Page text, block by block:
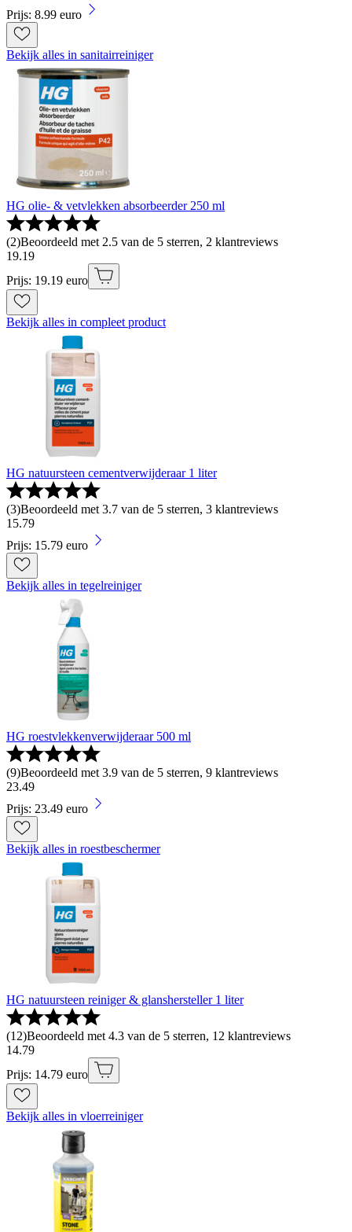
Prijs: 8.99 euro
Bekijk alles in sanitairreiniger
HG olie- & vetvlekken absorbeerder 250 ml
(2)Beoordeeld met 2.5 van de 5 sterren, 2 klantreviews
19.19
Prijs: 19.19 euro
Bekijk alles in compleet product
HG natuursteen cementverwijderaar 1 liter
(3)Beoordeeld met 3.7 van de 5 sterren, 3 klantreviews
15.79
Prijs: 15.79 euro
Bekijk alles in tegelreiniger
HG roestvlekkenverwijderaar 500 ml
(9)Beoordeeld met 3.9 van de 5 sterren, 9 klantreviews
23.49
Prijs: 23.49 euro
Bekijk alles in roestbeschermer
HG natuursteen reiniger & glanshersteller 1 liter
(12)Beoordeeld met 4.3 van de 5 sterren, 12 klantreviews
14.79
Prijs: 14.79 euro
Bekijk alles in vloerreiniger